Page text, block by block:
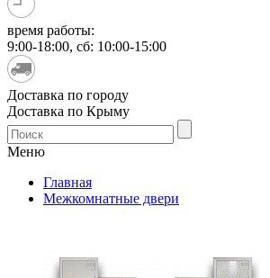
время работы:
9:00-18:00, сб: 10:00-15:00
Доставка по городу
Доставка по Крыму
Меню
Главная
Межкомнатные двери